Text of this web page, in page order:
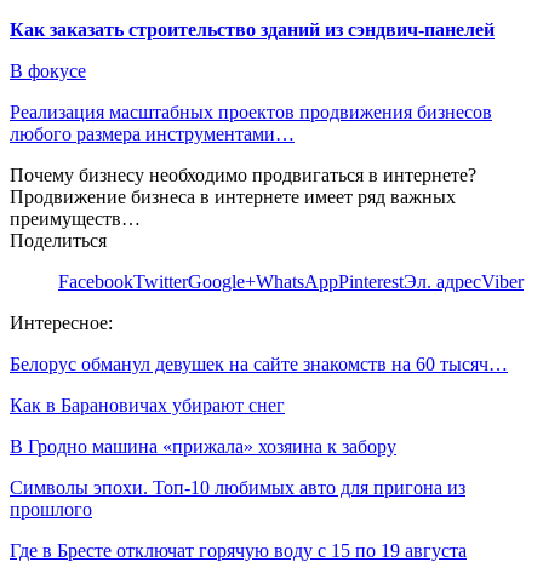
Как заказать строительство зданий из сэндвич-панелей
В фокусе
Реализация масштабных проектов продвижения бизнесов
любого размера инструментами…
Почему бизнесу необходимо продвигаться в интернете?
Продвижение бизнеса в интернете имеет ряд важных
преимуществ…
Поделиться
FacebookTwitterGoogle+WhatsAppPinterestЭл. адресViber
Интересное:
Белорус обманул девушек на сайте знакомств на 60 тысяч…
Как в Барановичах убирают снег
В Гродно машина «прижала» хозяина к забору
Символы эпохи. Топ-10 любимых авто для пригона из
прошлого
Где в Бресте отключат горячую воду с 15 по 19 августа